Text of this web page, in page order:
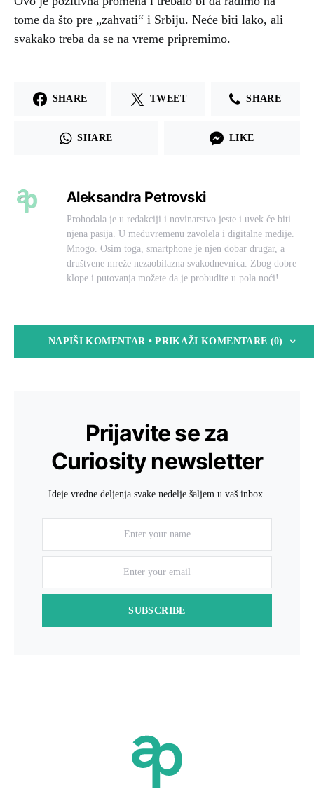
tome da što pre „zahvati“ i Srbiju. Neće biti lako, ali
svakako treba da se na vreme pripremimo.
SHARE TWEET SHARE
SHARE LIKE
Aleksandra Petrovski
Prohodala je u redakciji i novinarstvo jeste i uvek će biti
njena pasija. U međuvremenu zavolela i digitalne medije.
Mnogo. Osim toga, smartphone je njen dobar drugar, a
društvene mreže nezaobilazna svakodnevnica. Zbog dobre
klope i putovanja možete da je probudite u pola noći!
NAPIŠI KOMENTAR • PRIKAŽI KOMENTARE (0)
Prijavite se za
Curiosity newsletter
Ideje vredne deljenja svake nedelje šaljem u vaš inbox.
SUBSCRIBE